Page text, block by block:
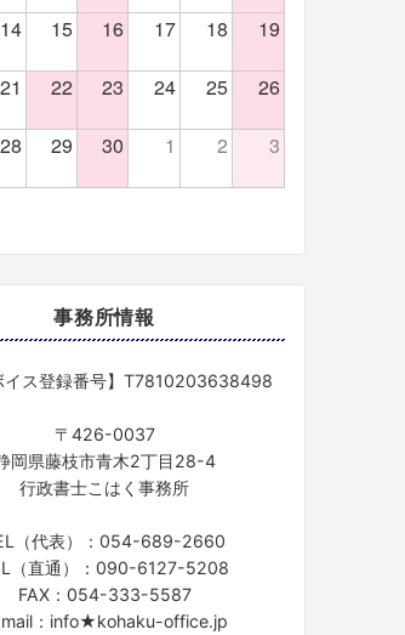
14 15 16 17 18 19
21 22 23 24 25 26
28 29 30 1 2 3
事務所情報
イス登録番号】T7810203638498
〒426-0037
岡県藤枝市青木2丁目28-4
行政書士こはく事務所
（代表）：054-689-2660
（直通）：090-6127-5208
FAX：054-333-5587
：info★kohaku-office.jp